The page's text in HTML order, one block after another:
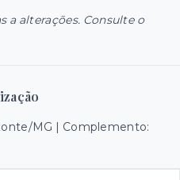
a alterações. Consulte o
MG | Complemento: